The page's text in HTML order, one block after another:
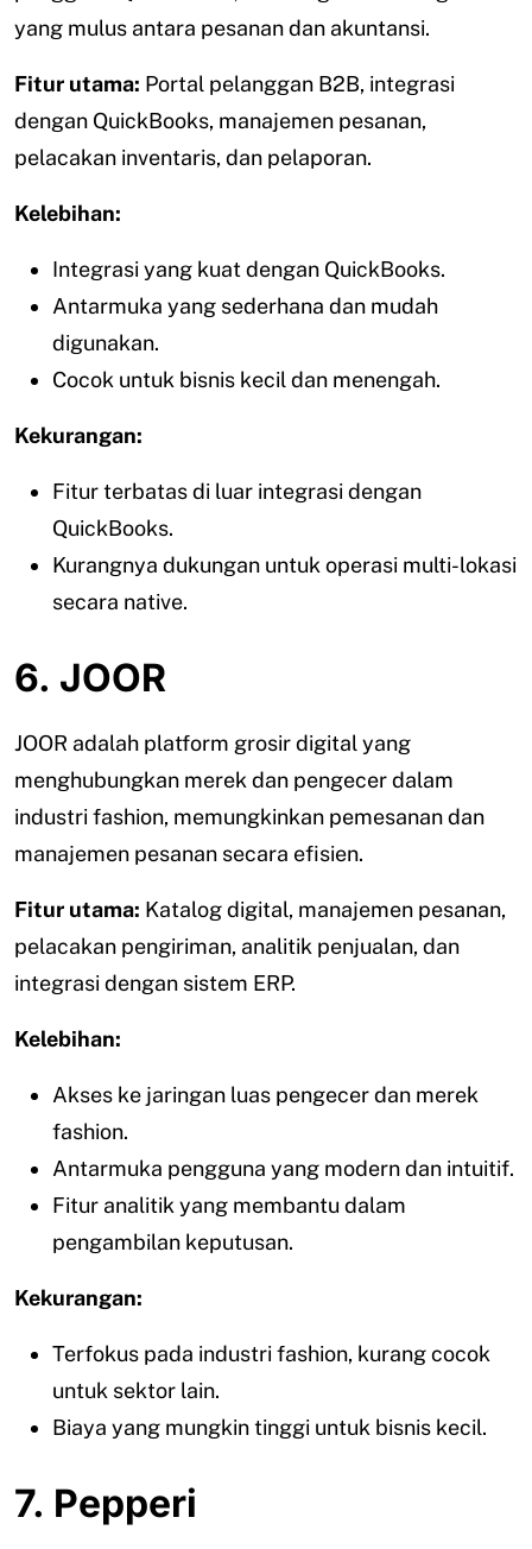
yang mulus antara pesanan dan akuntansi.
Fitur utama: Portal pelanggan B2B, integrasi
dengan QuickBooks, manajemen pesanan,
pelacakan inventaris, dan pelaporan.
Kelebihan:
Integrasi yang kuat dengan QuickBooks.
Antarmuka yang sederhana dan mudah
digunakan.
Cocok untuk bisnis kecil dan menengah.
Kekurangan:
Fitur terbatas di luar integrasi dengan
QuickBooks.
Kurangnya dukungan untuk operasi multi-lokasi
secara native.
6. JOOR
JOOR adalah platform grosir digital yang
menghubungkan merek dan pengecer dalam
industri fashion, memungkinkan pemesanan dan
manajemen pesanan secara efisien.
Fitur utama: Katalog digital, manajemen pesanan,
pelacakan pengiriman, analitik penjualan, dan
integrasi dengan sistem ERP.
Kelebihan:
Akses ke jaringan luas pengecer dan merek
fashion.
Antarmuka pengguna yang modern dan intuitif.
Fitur analitik yang membantu dalam
pengambilan keputusan.
Kekurangan:
Terfokus pada industri fashion, kurang cocok
untuk sektor lain.
Biaya yang mungkin tinggi untuk bisnis kecil.
7. Pepperi